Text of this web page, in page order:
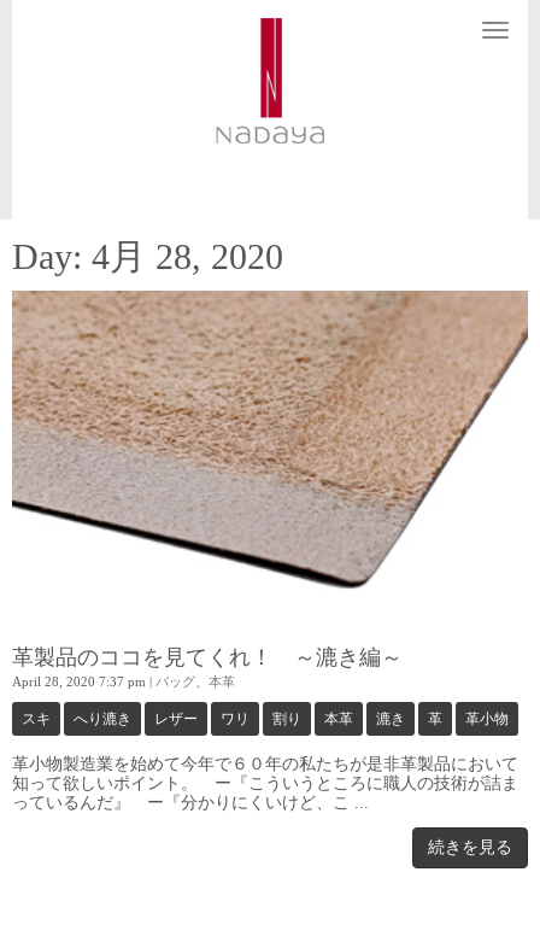
N
Day: 4月 28, 2020
革製品のココを見てくれ！ ～漉き編～
April 28, 2020 7:37 pm | バッグ 本革
スキ へり漉き レザー ワリ 割り 本革 漉き 革 革小物
革小物製造業を始めて今年で６０年の私たちが是非革製品において
知って欲しいポイント。 ー『こういうところに職人の技術が詰ま
っているんだ』 ー『分かりにくいけど、こ ...
続きを見る